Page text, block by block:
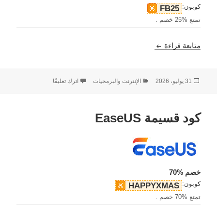
كوبون: FB25
تمتع %25 خصم .
متابعة قراءة كود قسيمة Fotor
نُشرت
31 يوليو، 2026 التصنيفات
الإنترنت والبرمجيات اترك تعليقًا
كود قسيمة EaseUS
خصم %70
كوبون: HAPPYXMAS
تمتع %70 خصم .